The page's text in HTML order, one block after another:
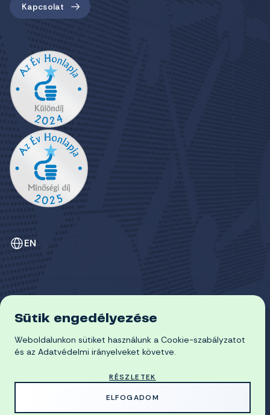
Kapcsolat
EN
© 2026 Miskolci Egyetem
ADATVÉDELEM
COOKIE-SZABÁLYZAT
Sütik engedélyezése
Weboldalunkon sütiket használunk a Cookie-szabályzatot
és az Adatvédelmi irányelveket követve.
RÉSZLETEK
ELFOGADOM